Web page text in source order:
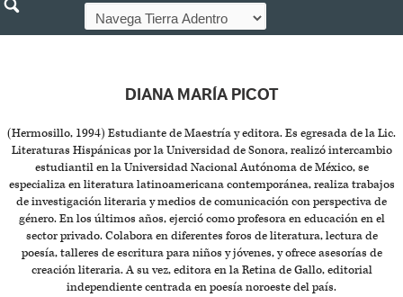
DIANA MARÍA PICOT
(Hermosillo, 1994) Estudiante de Maestría y editora. Es egresada de la Lic.
Literaturas Hispánicas por la Universidad de Sonora, realizó intercambio
estudiantil en la Universidad Nacional Autónoma de México, se
especializa en literatura latinoamericana contemporánea, realiza trabajos
de investigación literaria y medios de comunicación con perspectiva de
género. En los últimos años, ejerció como profesora en educación en el
sector privado. Colabora en diferentes foros de literatura, lectura de
poesía, talleres de escritura para niños y jóvenes, y ofrece asesorías de
creación literaria. A su vez, editora en la Retina de Gallo, editorial
independiente centrada en poesía noroeste del país.